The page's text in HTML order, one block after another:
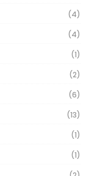
(4)
(4)
(1)
(2)
(6)
(13)
(1)
(1)